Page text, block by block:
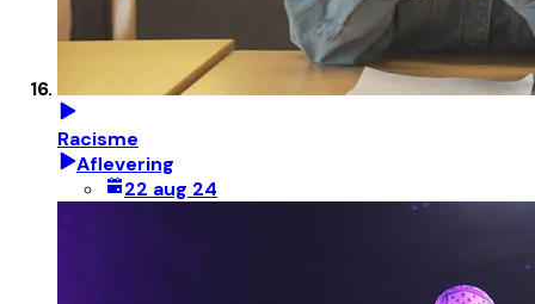
Racisme
Aflevering
22 aug 24